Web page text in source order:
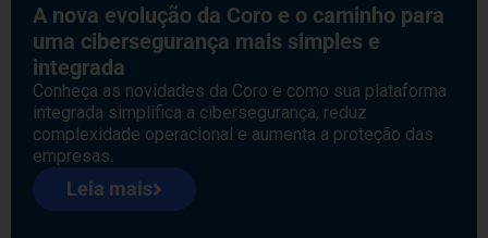
A nova evolução da Coro e o caminho para
uma cibersegurança mais simples e
integrada
Conheça as novidades da Coro e como sua plataforma
integrada simplifica a cibersegurança, reduz
complexidade operacional e aumenta a proteção das
empresas.
Leia mais